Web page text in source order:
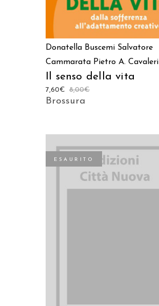
Donatella Buscemi Salvatore
Cammarata Pietro A. Cavaleri
Il senso della vita
8,00€
7,60€
Brossura
ESAURITO